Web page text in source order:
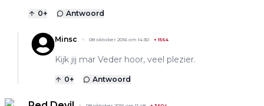
0+ Antwoord
Minsc 08 oktober 2016 om 14:30 +1564
Kijk jij mar Veder hoor, veel plezier.
0+ Antwoord